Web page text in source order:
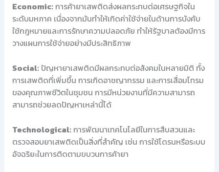
Economic: การค้ายาเสพติดส่งผลกระทบต่อเศรษฐกิจใน
ระดับมหภาค เนื่องจากมันทำให้เกิดค่าใช้จ่ายในด้านการบังคับ
ใช้กฎหมายและการรักษาความปลอดภัย ทำให้รัฐบาลต้องมีการ
วางแผนการใช้จ่ายอย่างมีประสิทธิภาพ
Social: ปัญหายาเสพติดมีผลกระทบต่อสังคมในหลายมิติ ทั้ง
การเสพติดที่เพิ่มขึ้น การเกิดอาชญากรรม และการเสื่อมโทรม
ของคุณภาพชีวิตในชุมชน การมีหน่วยงานที่มีความสามารถ
สามารถช่วยลดปัญหาเหล่านี้ได้
Technological: การพัฒนาเทคโนโลยีในการสืบสวนและ
ตรวจสอบยาเสพติดเป็นสิ่งที่สำคัญ เช่น การใช้โดรนหรือระบบ
อัจฉริยะในการติดตามขบวนการค้ายา